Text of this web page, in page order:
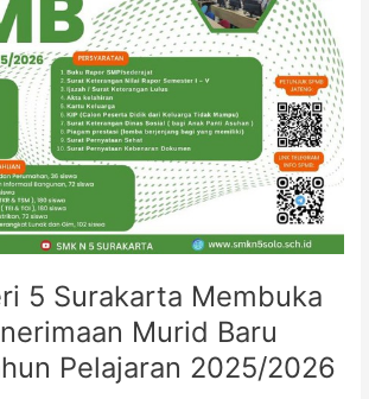
5 Surakarta Membuka
Murid Baru
Pelajaran 2025/2026